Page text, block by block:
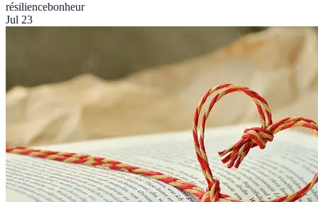
résiliencebonheur
Jul 23